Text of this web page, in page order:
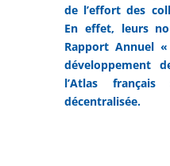
de l’effort des
En effet, leurs
Rapport Annuel
développement
l’Atlas
décentralisée.